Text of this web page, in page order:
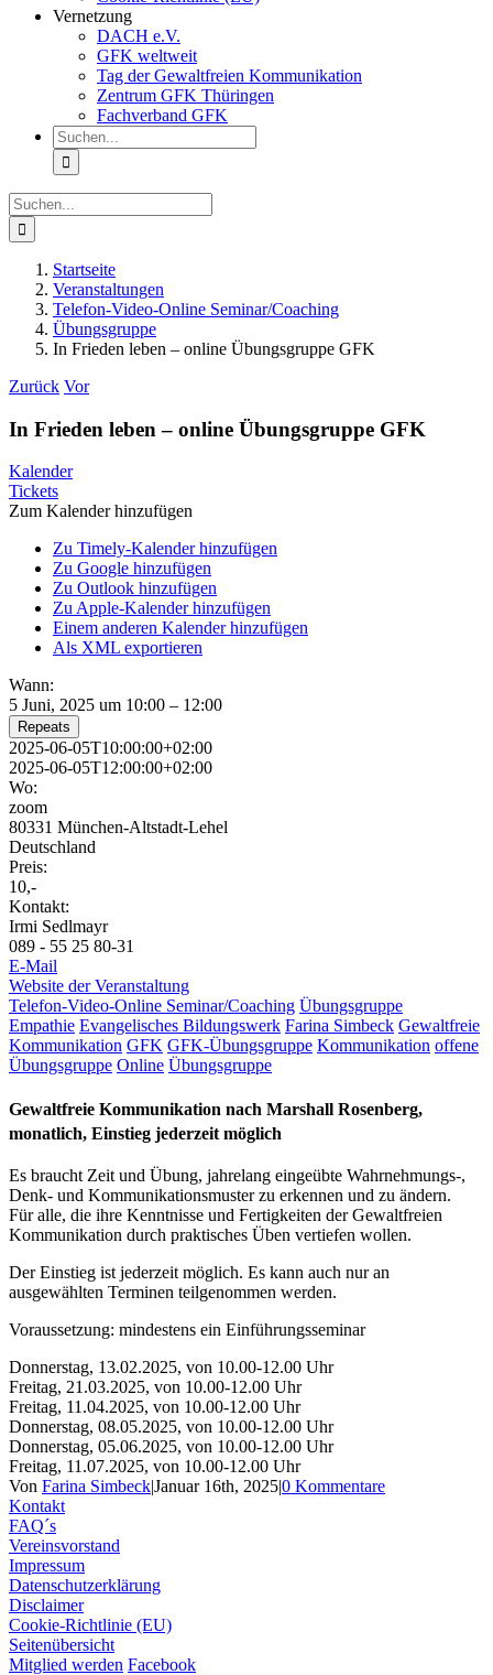
Vernetzung
DACH e.V.
GFK weltweit
Tag der Gewaltfreien Kommunikation
Zentrum GFK Thüringen
Fachverband GFK
Suche
nach:
Suche
nach:
Startseite
Veranstaltungen
Telefon-Video-Online Seminar/Coaching
Übungsgruppe
In Frieden leben – online Übungsgruppe GFK
Zurück Vor
In Frieden leben – online Übungsgruppe GFK
Kalender
Tickets
Zum Kalender hinzufügen
Zu Timely-Kalender hinzufügen
Zu Google hinzufügen
Zu Outlook hinzufügen
Zu Apple-Kalender hinzufügen
Einem anderen Kalender hinzufügen
Als XML exportieren
Wann:
5 Juni, 2025 um 10:00 – 12:00
Repeats
2025-06-05T10:00:00+02:00
2025-06-05T12:00:00+02:00
Wo:
zoom
80331 München-Altstadt-Lehel
Deutschland
Preis:
10,-
Kontakt:
Irmi Sedlmayr
089 - 55 25 80-31
E-Mail
Website der Veranstaltung
Telefon-Video-Online Seminar/Coaching Übungsgruppe
Empathie Evangelisches Bildungswerk Farina Simbeck Gewaltfreie
Kommunikation GFK GFK-Übungsgruppe Kommunikation offene
Übungsgruppe Online Übungsgruppe
Gewaltfreie Kommunikation nach Marshall Rosenberg,
monatlich, Einstieg jederzeit möglich
Es braucht Zeit und Übung, jahrelang eingeübte Wahrnehmungs-,
Denk- und Kommunikationsmuster zu erkennen und zu ändern.
Für alle, die ihre Kenntnisse und Fertigkeiten der Gewaltfreien
Kommunikation durch praktisches Üben vertiefen wollen.
Der Einstieg ist jederzeit möglich. Es kann auch nur an
ausgewählten Terminen teilgenommen werden.
Voraussetzung: mindestens ein Einführungsseminar
Donnerstag, 13.02.2025, von 10.00-12.00 Uhr
Freitag, 21.03.2025, von 10.00-12.00 Uhr
Freitag, 11.04.2025, von 10.00-12.00 Uhr
Donnerstag, 08.05.2025, von 10.00-12.00 Uhr
Donnerstag, 05.06.2025, von 10.00-12.00 Uhr
Freitag, 11.07.2025, von 10.00-12.00 Uhr
Von Farina Simbeck|Januar 16th, 2025|0 Kommentare
Kontakt
FAQ´s
Vereinsvorstand
Impressum
Datenschutzerklärung
Disclaimer
Cookie-Richtlinie (EU)
Seitenübersicht
Mitglied werden Facebook